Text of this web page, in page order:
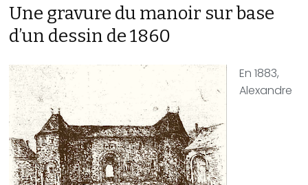
Une gravure du manoir sur base
d’un dessin de 1860
En 1883,
Alexandre